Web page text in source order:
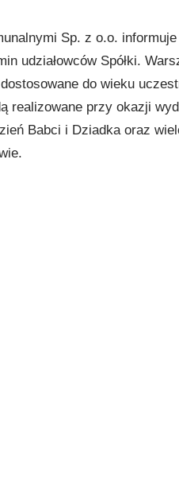
Sp. z o.o.
udziałowców Spółki.
do wieku
realizowane przy okazji
Babci i Dziadka oraz